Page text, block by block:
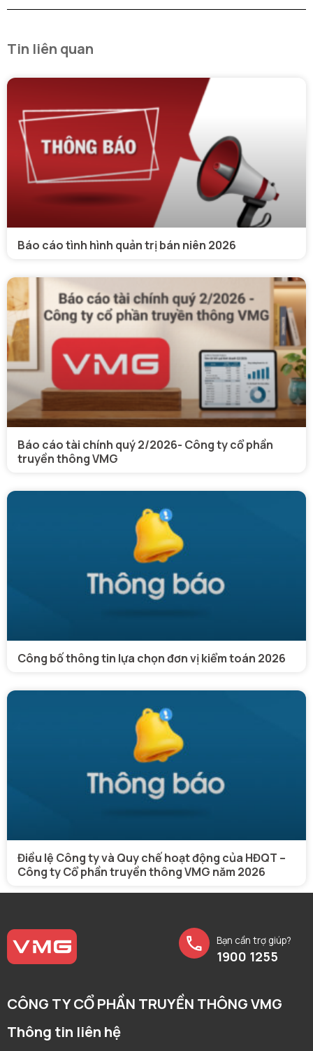
Tin liên quan
Báo cáo tình hình quản trị bán niên 2026
Báo cáo tài chính quý 2/2026- Công ty cổ phần
truyền thông VMG
Công bố thông tin lựa chọn đơn vị kiểm toán 2026
Điều lệ Công ty và Quy chế hoạt động của HĐQT –
Công ty Cổ phần truyền thông VMG năm 2026
Bạn cần trợ giúp?
1900 1255
CÔNG TY CỔ PHẦN TRUYỀN THÔNG VMG
Thông tin liên hệ